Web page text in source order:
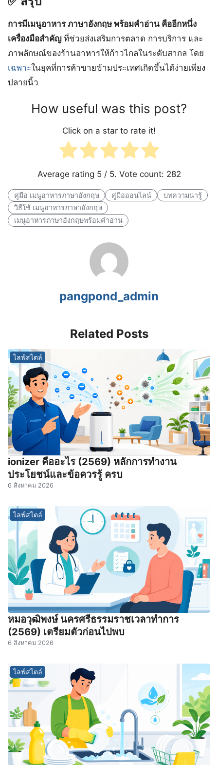
การมีเมนูอาหาร ภาษาอังกฤษ พร้อมคำอ่าน คืออีกหนึ่ง
เครื่องมือสำคัญที่ช่วยส่งเสริมการตลาด การบริการ และ
ภาพลักษณ์ของร้านอาหารให้ก้าวไกลในระดับสากล โดย
เฉพาะในยุคที่การค้าขายข้ามประเทศเกิดขึ้นได้ง่ายเพียง
ปลายนิ้ว
How useful was this post?
Click on a star to rate it!
Average rating 5/ 5. Vote count: 282
คู่มือ เมนูอาหารภาษาอังกฤษ คู่มือออนไลน์
บทความน่ารู้
วิธีใช้ เมนูอาหารภาษาอังกฤษ
เมนูอาหารภาษาอังกฤษพร้อมคําอ่าน
pangpond_admin
Related Posts
ไลฟ์สไตล์
ionizer คืออะไร (2569) หลักการทำงาน
ประโยชน์และข้อควรรู้ ครบ
6 สิงหาคม 2026
ไลฟ์สไตล์
หมอวุฒิพงษ์ นครศรีธรรมราชเวลาทําการ
(2569) เตรียมตัวก่อนไปพบ
6 สิงหาคม 2026
ไลฟ์สไตล์